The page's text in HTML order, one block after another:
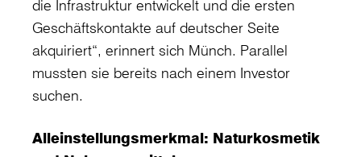
die Infrastruktur entwickelt und die ersten
Geschäftskontakte auf deutscher Seite
akquiriert“, erinnert sich Münch. Parallel
mussten sie bereits nach einem Investor
suchen.
Alleinstellungsmerkmal: Naturkosmetik